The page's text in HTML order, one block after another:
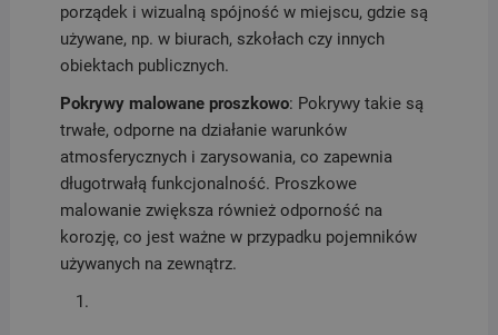
porządek i wizualną spójność w miejscu, gdzie są
używane, np. w biurach, szkołach czy innych
obiektach publicznych.
Pokrywy malowane proszkowo: Pokrywy takie są
trwałe, odporne na działanie warunków
atmosferycznych i zarysowania, co zapewnia
długotrwałą funkcjonalność. Proszkowe
malowanie zwiększa również odporność na
korozję, co jest ważne w przypadku pojemników
używanych na zewnątrz.